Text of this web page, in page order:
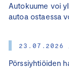
Autokuume voi
autoa ostaessa
23.07.2026 /
Pörssiyhtiöiden